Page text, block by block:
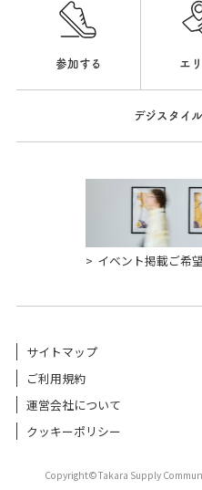
参加する エ
デジスタイ
イベント掲載ご希
サイトマップ
ご利用規約
運営会社について
クッキーポリシー
Copyright©Takara Supply